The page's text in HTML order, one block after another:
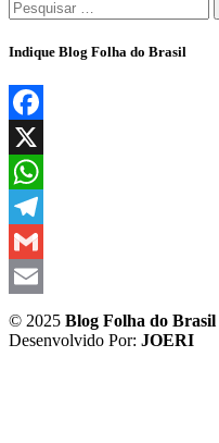
Pesquisar
por:
Indique Blog Folha do Brasil
Facebook
X
WhatsApp
Telegram
Gmail
Email
© 2025 Blog Folha do Brasil
Desenvolvido Por: JOERI